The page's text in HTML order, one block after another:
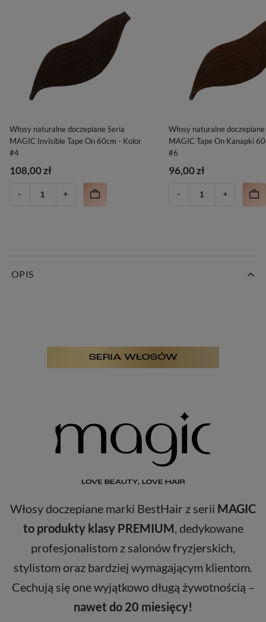
Włosy naturalne doczepiane Seria
MAGIC Invisible Tape On 60cm - Kolor
#4
108,00 zł
Włosy naturalne
MAGIC Tape On Kanapki
#6
96,00 zł
OPIS
Włosy doczepiane marki BestHair z serii MAGIC
to produkty klasy PREMIUM , dedykowane
profesjonalistom z salonów fryzjerskich,
stylistom oraz bardziej wymagającym klientom.
Cechują się one wyjątkowo długą żywotnością –
nawet do 20 miesięcy!